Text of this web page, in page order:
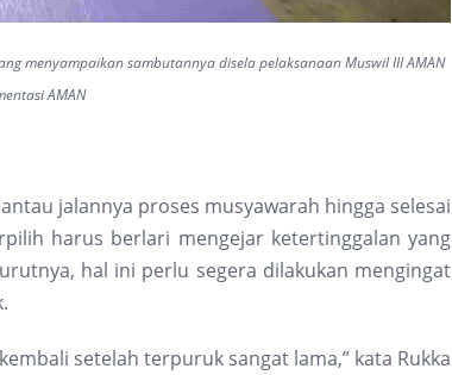
menyampaikan sambutannya disela pelaksanaan Muswil III AMAN
AMAN
jalannya proses musyawarah hingga selesai
harus berlari mengejar ketertinggalan yang
hal ini perlu segera dilakukan mengingat
setelah terpuruk sangat lama,” kata Rukka